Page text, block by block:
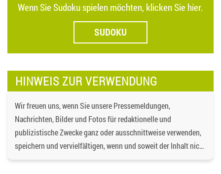
Wenn Sie Sudoku spielen möchten, klicken Sie hier.
SUDOKU
HINWEIS ZUR VERWENDUNG
Wir freuen uns, wenn Sie unsere Pressemeldungen,
Nachrichten, Bilder und Fotos für redaktionelle und
publizistische Zwecke ganz oder ausschnittweise verwenden,
speichern und vervielfältigen, wenn und soweit der Inhalt nicht